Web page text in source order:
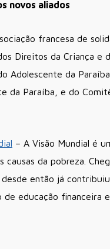
novos aliados
francesa de
Direitos da Criança e
Adolescente da
da Paraíba, e do
– A Visão Mundial é
causas da pobreza.
então já
educação financeira